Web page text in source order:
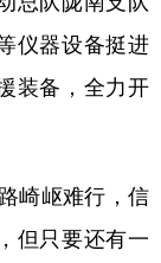
仪器设备挺进
装备，全力开
崎岖难行，信
但只要还有一